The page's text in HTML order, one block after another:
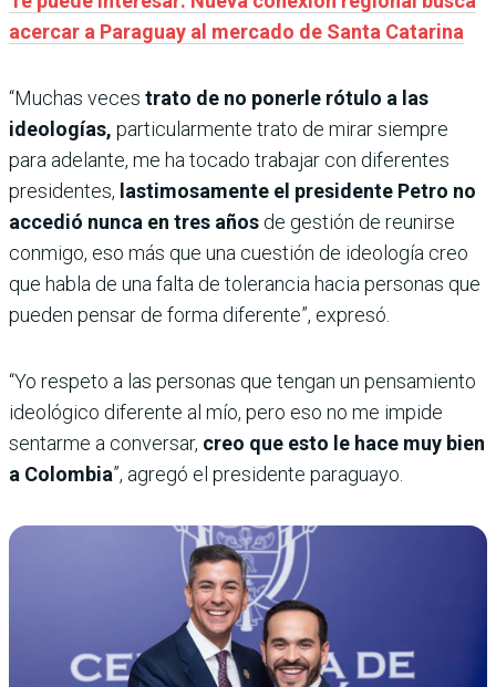
acercar a Paraguay al mercado de Santa Catarina
“Muchas veces trato de no ponerle rótulo a las
ideologías, particularmente trato de mirar siempre
para adelante, me ha tocado trabajar con diferentes
presidentes, lastimosamente el presidente Petro no
accedió nunca en tres años de gestión de reunirse
conmigo, eso más que una cuestión de ideología creo
que habla de una falta de tolerancia hacia personas que
pueden pensar de forma diferente”, expresó.
“Yo respeto a las personas que tengan un pensamiento
ideológico diferente al mío, pero eso no me impide
sentarme a conversar, creo que esto le hace muy bien
a Colombia”, agregó el presidente paraguayo.